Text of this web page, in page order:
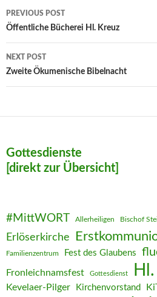
Post
navigation
PREVIOUS POST
Öffentliche Bücherei Hl. Kreuz
NEXT POST
Zweite Ökumenische Bibelnacht
Gottesdienste
[direkt zur Übersicht]
#MittWORT Allerheiligen Bischof
Erlöserkirche
Familienzentrum Fest des Glaubens
Fronleichnamsfest Gottesdienst
Kevelaer-Pilger Kirchenvorstand